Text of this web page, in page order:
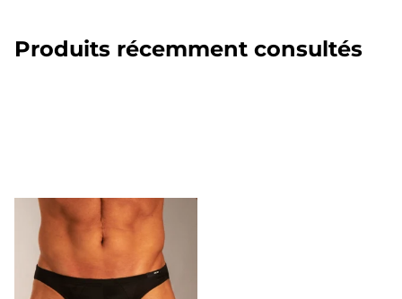
Produits récemment consultés